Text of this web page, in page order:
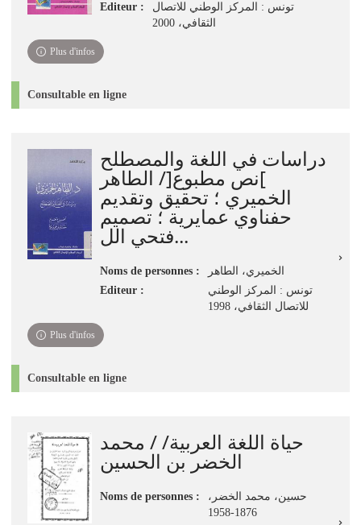
Editeur :
تونس : المركز الوطني للاتصال
الثقافي، 2000
Plus d'infos
Consultable en ligne
دراسات في اللغة والمصطلح
]نص مطبوع[/ الطاهر
الخميري ؛ تحقيق وتقديم
حفناوي عمايرية‏ ؛ ‏تصميم
فتحي الل...
Noms de personnes :
الخميري، الطاهر
Editeur :
تونس : المركز الوطني
للاتصال الثقافي، 1998
Plus d'infos
Consultable en ligne
حياة اللغة العربية/ / محمد
الخضر بن الحسين
Noms de personnes :
،حسين، محمد الخضر
1876-1958